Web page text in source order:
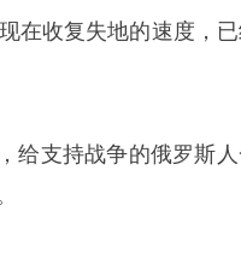
在收复失地的速度，
给支持战争的俄罗斯